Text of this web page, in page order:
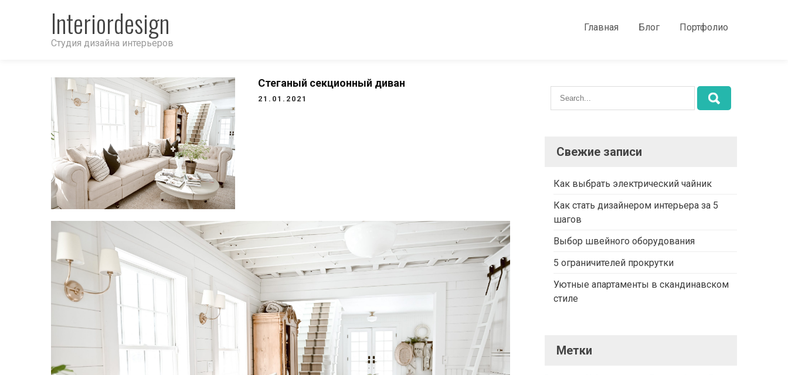
Interiordesign
Студия дизайна интерьеров
Главная Блог Портфолио
Стеганый секционный диван
21.01.2021
Свежие записи
Как выбрать электрический чайник
Как стать дизайнером интерьера за 5
шагов
Выбор швейного оборудования
5 ограничителей прокрутки
Уютные апартаменты в скандинавском
стиле
Метки